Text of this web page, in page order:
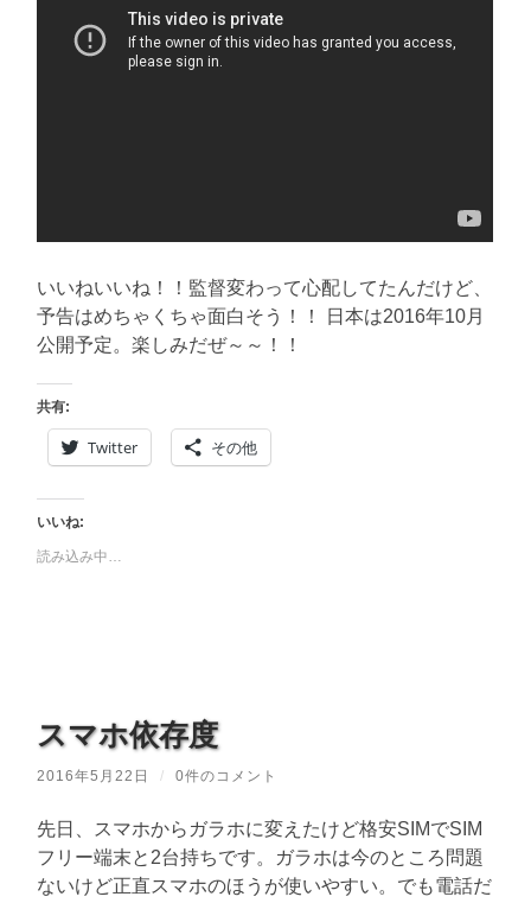
いいねいいね！！監督変わって心配してたんだけど、
予告はめちゃくちゃ面白そう！！ 日本は2016年10月
公開予定。楽しみだぜ～～！！
共有:
Twitter その他
いいね:
読み込み中…
スマホ依存度
2016年5月22日 / 0件のコメント
先日、スマホからガラホに変えたけど格安SIMでSIM
フリー端末と2台持ちです。ガラホは今のところ問題
ないけど正直スマホのほうが使いやすい。でも電話だ